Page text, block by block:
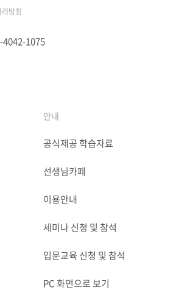
방침
4042-1075
안내
공식제공 학습자료
선생님카페
이용안내
세미나 신청 및 참석
입문교육 신청 및 참석
PC 화면으로 보기